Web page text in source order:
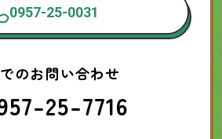
0957-25-0031
のお問い合わせ
25-7716